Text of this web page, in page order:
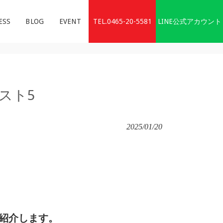
BLOG EVENT TEL.0465-20-5581 LINE公式アカウント
ト5
2025/01/20
介します。